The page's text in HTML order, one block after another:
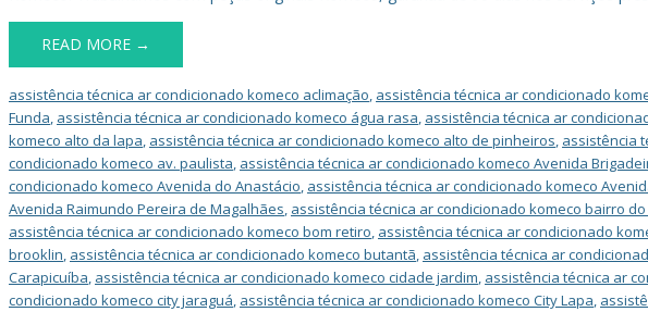
READ MORE →
assistência técnica ar condicionado komeco aclimação, assistência técnica ar condicionado
Funda, assistência técnica ar condicionado komeco água rasa, assistência técnica ar
komeco alto da lapa, assistência técnica ar condicionado komeco alto de pinheiros, assistência
condicionado komeco av. paulista, assistência técnica ar condicionado komeco Avenida
condicionado komeco Avenida do Anastácio, assistência técnica ar condicionado komeco
Avenida Raimundo Pereira de Magalhães, assistência técnica ar condicionado komeco bairro
assistência técnica ar condicionado komeco bom retiro, assistência técnica ar condicionado
brooklin, assistência técnica ar condicionado komeco butantã, assistência técnica ar
Carapicuíba, assistência técnica ar condicionado komeco cidade jardim, assistência técnica ar
condicionado komeco city jaraguá, assistência técnica ar condicionado komeco City Lapa,